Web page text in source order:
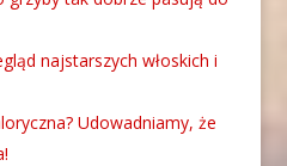
najstarszych włoskich i
Udowadniamy, że